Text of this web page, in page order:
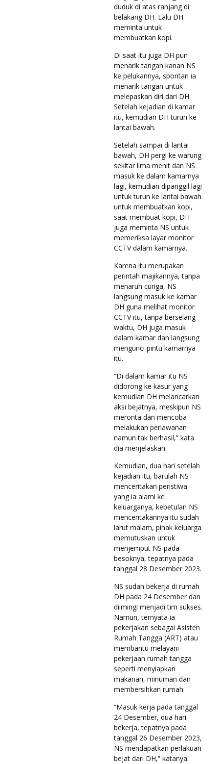
duduk di atas ranjang di
belakang DH. Lalu DH
meminta untuk
membuatkan kopi.
Di saat itu juga DH pun
menarik tangan kanan NS
ke pelukannya, spontan ia
menarik tangan untuk
melepaskan diri dari DH.
Setelah kejadian di kamar
itu, kemudian DH turun ke
lantai bawah.
Setelah sampai di lantai
bawah, DH pergi ke warung
sekitar lima menit dan NS
masuk ke dalam kamarnya
lagi, kemudian dipanggil lagi
untuk turun ke lantai bawah
untuk membuatkan kopi,
saat membuat kopi, DH
juga meminta NS untuk
memeriksa layar monitor
CCTV dalam kamarnya.
Karena itu merupakan
perintah majikannya, tanpa
menaruh curiga, NS
langsung masuk ke kamar
DH guna melihat monitor
CCTV itu, tanpa berselang
waktu, DH juga masuk
dalam kamar dan langsung
mengunci pintu kamarnya
itu.
“Di dalam kamar itu NS
didorong ke kasur yang
kemudian DH melancarkan
aksi bejatnya, meskipun NS
meronta dan mencoba
melakukan perlawanan
namun tak berhasil,” kata
dia menjelaskan.
Kemudian, dua hari setelah
kejadian itu, barulah NS
menceritakan peristiwa
yang ia alami ke
keluarganya, kebetulan NS
menceritakannya itu sudah
larut malam, pihak keluarga
memutuskan untuk
menjemput NS pada
besoknya, tepatnya pada
tanggal 28 Desember 2023.
NS sudah bekerja di rumah
DH pada 24 Desember dan
diimingi menjadi tim sukses.
Namun, ternyata ia
pekerjakan sebagai Asisten
Rumah Tangga (ART) atau
membantu melayani
pekerjaan rumah tangga
seperti menyiapkan
makanan, minuman dan
membersihkan rumah.
“Masuk kerja pada tanggal
24 Desember, dua hari
bekerja, tepatnya pada
tanggal 26 Desember 2023,
NS mendapatkan perlakuan
bejat dari DH,” katanya.